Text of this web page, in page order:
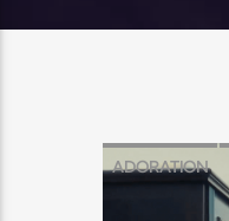
ADORATION
DENA MWANA